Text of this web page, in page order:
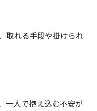
取れる手段や掛けられ
一人で抱え込む不安が